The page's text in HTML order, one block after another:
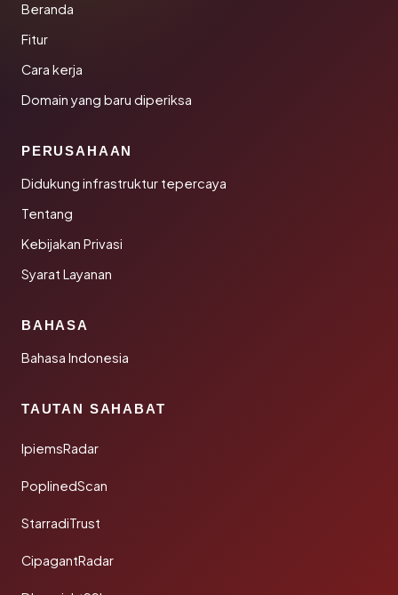
Beranda
Fitur
Cara kerja
Domain yang baru diperiksa
PERUSAHAAN
Didukung infrastruktur tepercaya
Tentang
Kebijakan Privasi
Syarat Layanan
BAHASA
Bahasa Indonesia
TAUTAN SAHABAT
IpiemsRadar
PoplinedScan
StarradiTrust
CipagantRadar